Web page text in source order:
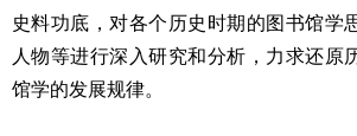
史料功底，对各个历史时期的图书馆学
人物等进行深入研究和分析，力求还原
馆学的发展规律。